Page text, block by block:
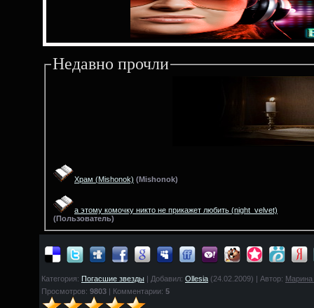
Недавно прочли
Храм (Mishonok) (Mishonok)
а этому комочку никто не прикажет любить (night_velvet)
(Пользователь)
Категория: Погасшие звезды | Добавил: Ollesia (24.02.2009) | Автор: Марина
Просмотров: 9803 | Комментарии: 5